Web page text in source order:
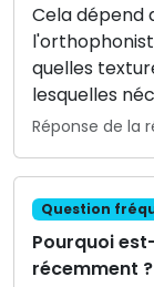
Cela dépend
quelles
lesquelles
Réponse de la
Question
Pourquoi
récemment ?